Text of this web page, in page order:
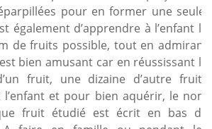
pour en former une seule.
également d’apprendre à l’enfant le
de fruits possible, tout en admirant
bien amusant car en réussissant le
fruit, une dizaine d’autre fruits
et pour bien aquérir, le nom
fruit étudié est écrit en bas de